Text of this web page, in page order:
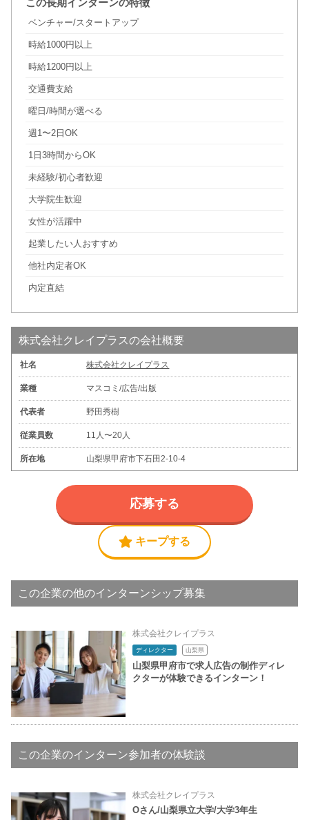
この長期インターンの特徴
ベンチャー/スタートアップ
時給1000円以上
時給1200円以上
交通費支給
曜日/時間が選べる
週1〜2日OK
1日3時間からOK
未経験/初心者歓迎
大学院生歓迎
女性が活躍中
起業したい人おすすめ
他社内定者OK
内定直結
株式会社クレイプラスの会社概要
社名 株式会社クレイプラス
業種 マスコミ/広告/出版
代表者 野田秀樹
従業員数 11人〜20人
所在地 ⼭梨県甲府市下⽯⽥2-10-4
キープする
応募する
この企業の他のインターンシップ募集
株式会社クレイプラス
ディレクター 山梨県
山梨県甲府市で求人広告の制作ディレ
クターが体験できるインターン！
この企業のインターン参加者の体験談
株式会社クレイプラス
Oさん/山梨県立大学/大学3年生